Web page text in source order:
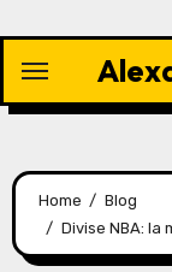
content
Home
Blog
Divise NBA: